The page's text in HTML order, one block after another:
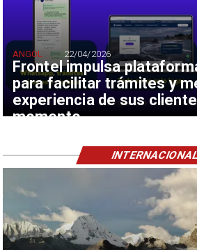
Frontel impulsa
para facilitar trámites y
experiencia de sus
momento
ANGOL 22/04/2026
INTERNACIONAL